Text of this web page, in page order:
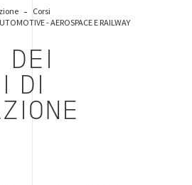
Corsi
- AEROSPACE E RAILWAY
DI